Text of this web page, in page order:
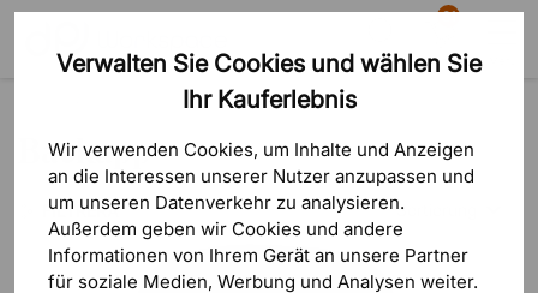
Verwalten Sie Cookies und wählen Sie
Ihr Kauferlebnis
Wir verwenden Cookies, um Inhalte und Anzeigen
an die Interessen unserer Nutzer anzupassen und
um unseren Datenverkehr zu analysieren.
Außerdem geben wir Cookies und andere
Informationen von Ihrem Gerät an unsere Partner
für soziale Medien, Werbung und Analysen weiter.
Suche
81
Warenkorb
Backapp
FILTRERA Sortierung
Geringster